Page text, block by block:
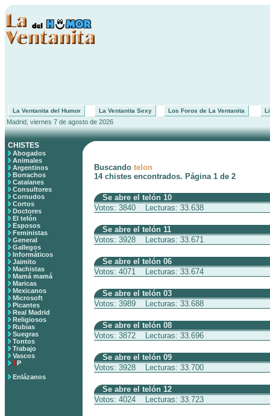
La Ventanita del Humor La Ventanita Sexy Los Foros de La Ventanita
Madrid, viernes 7 de agosto de 2026
CHISTES
Abogados
Animales
Argentinos
Borrachos
Catalanes
Consultores
Cornudos
Cortos
Doctores
El telón
Esposos
Feministas
General
Gallegos
Informáticos
Jaimito
Machistas
Mamá mamá
Maricas
Mexicanos
Microsoft
Picantes
Real Madrid
Religiosos
Rubias
Suegras
Tontos
Trabajo
Vascos
ZP
Enlázanos
Buscando telon
14 chistes encontrados. Página 1 de 2
Se abre el telón 10
Votos: 3840 Lecturas: 33.638
Se abre el telón 11
Votos: 3928 Lecturas: 33.671
Se abre el telón 06
Votos: 4071 Lecturas: 33.674
Se abre el telón 03
Votos: 3989 Lecturas: 33.688
Se abre el telón 08
Votos: 3872 Lecturas: 33.696
Se abre el telón 09
Votos: 3928 Lecturas: 33.700
Se abre el telón 12
Votos: 4024 Lecturas: 33.723